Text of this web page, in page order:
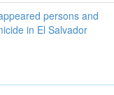
persons and
in El Salvador